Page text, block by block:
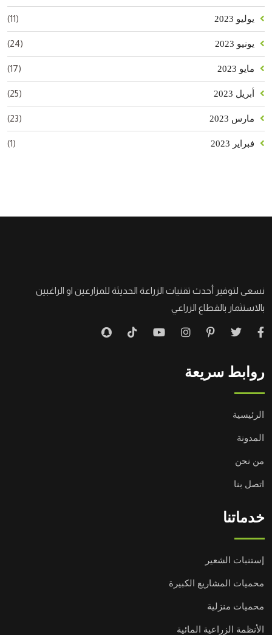
يوليو 2023 (11)
يونيو 2023 (24)
مايو 2023 (17)
أبريل 2023 (25)
مارس 2023 (23)
فبراير 2023 (1)
نسعى لتوفير أحدث تقنيات الزراعة الحديثة للمزارعين او الراغبين
بالاستثمار بالقطاع الزراعي
روابط سريعة
الرئيسية
المدونة
من نحن
اتصل بنا
خدماتنا
إستنبات الشعير
محميات المشاريع الكبيرة
محميات منزلية
الأنظمة الزراعية المائية